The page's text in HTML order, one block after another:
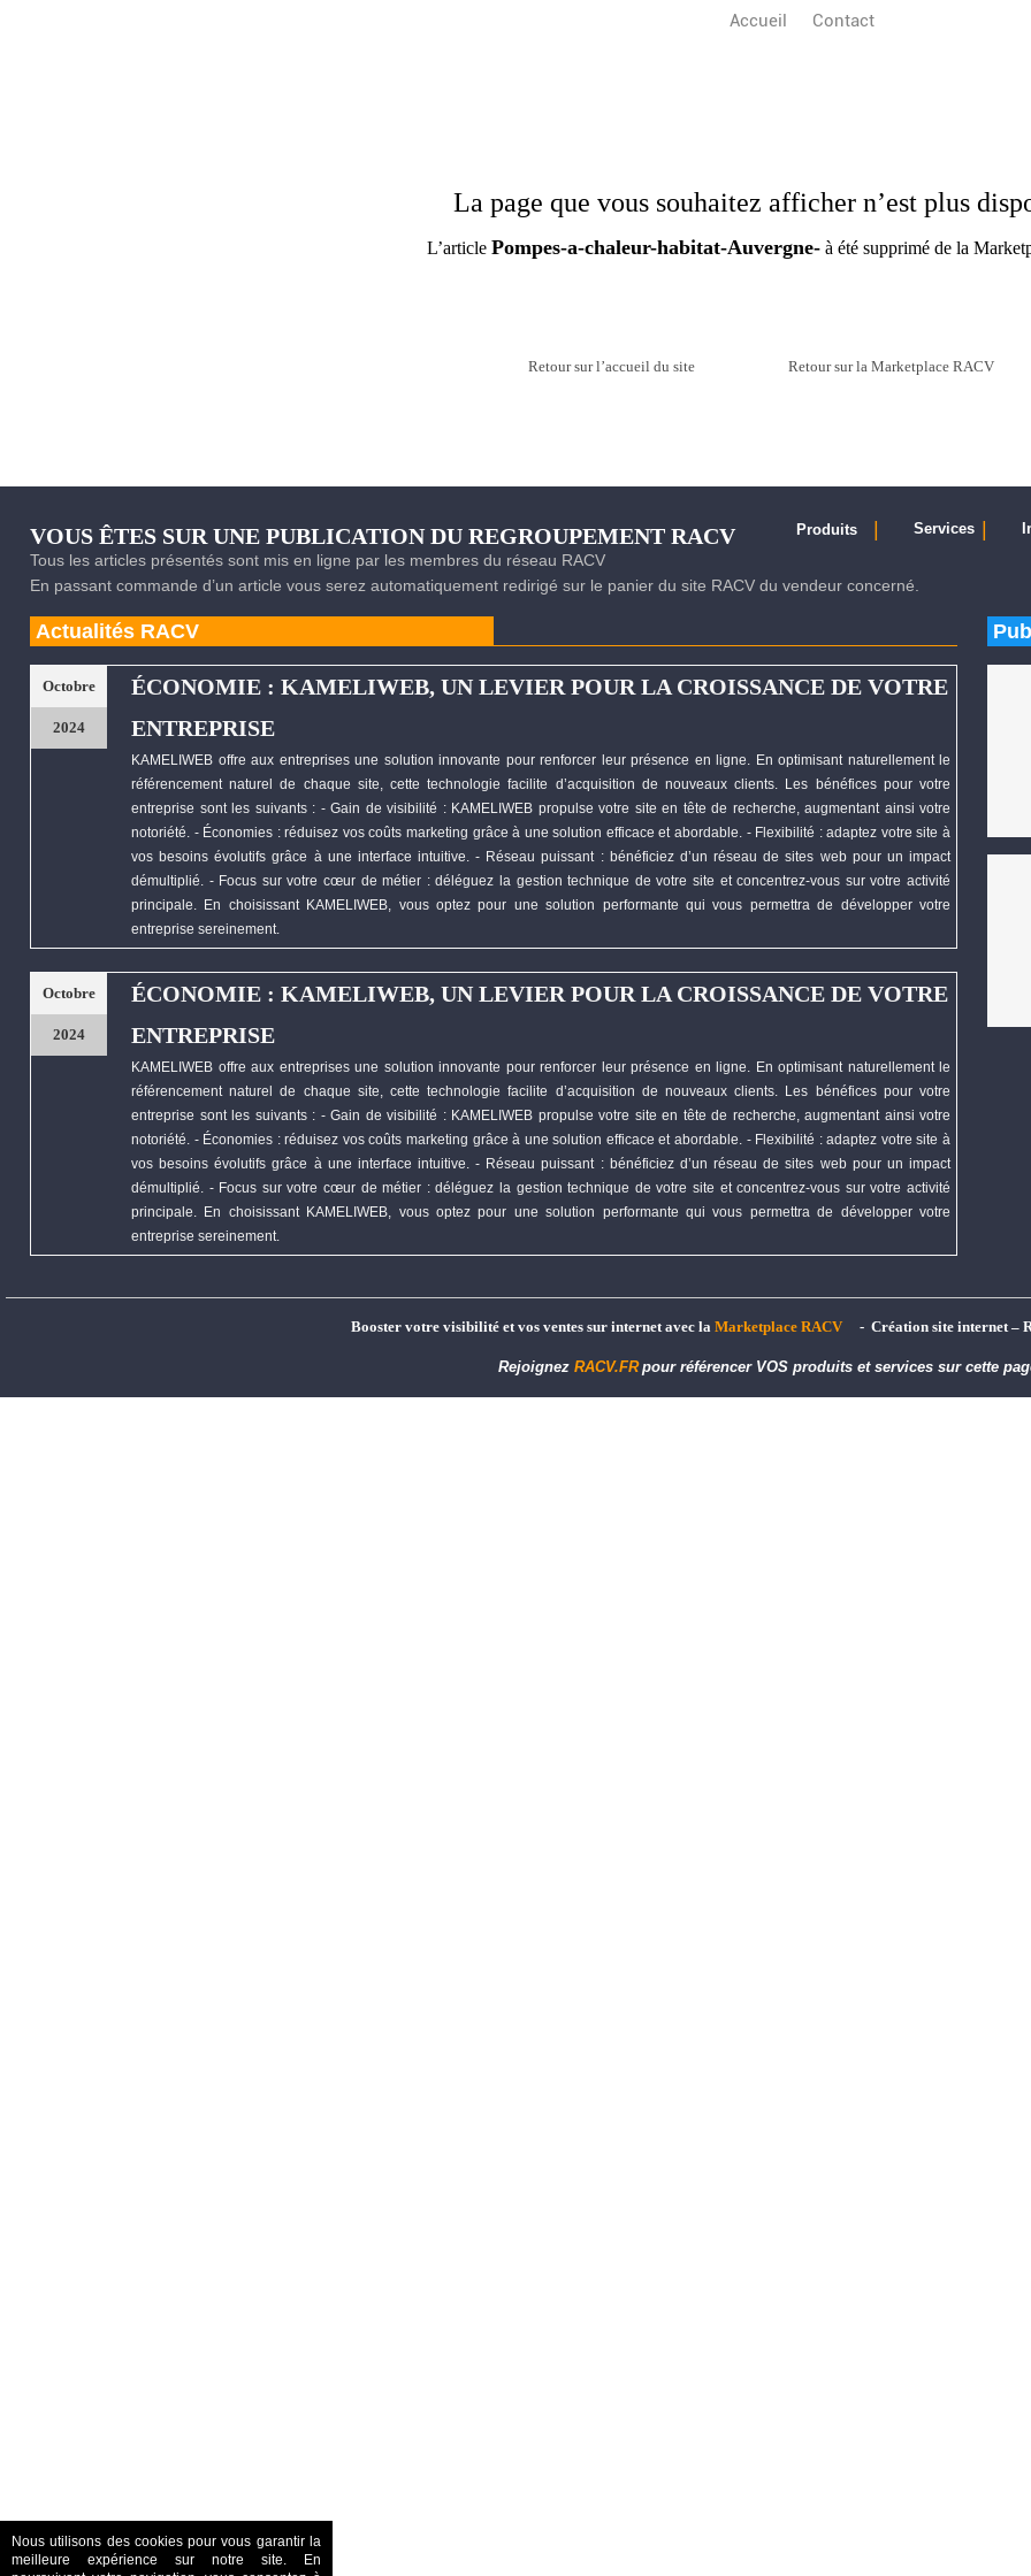
Accueil Contact
La page que vous souhaitez afficher n’est plus
L’article Pompes-a-chaleur-habitat-Auvergne-à été supprimé de la
Retour sur l’accueil du site Retour sur la Marketplace RACV
VOUS ÊTES SUR UNE PUBLICATION DU REGROUPEMENT RACV Produits Services
Tous les articles présentés sont mis en ligne par les membres du réseau RACV
En passant commande d’un article vous serez automatiquement redirigé sur le panier du site RACV du vendeur concerné.
Actualités RACV
Octobre
2024
ÉCONOMIE : KAMELIWEB, UN LEVIER POUR LA CROISSANCE DE VOTRE
ENTREPRISE
KAMELIWEB offre aux entreprises une solution innovante pour renforcer leur présence en ligne. En optimisant naturellement le
référencement naturel de chaque site, cette technologie facilite d’acquisition de nouveaux clients. Les bénéfices pour votre
entreprise sont les suivants : - Gain de visibilité : KAMELIWEB propulse votre site en tête de recherche, augmentant ainsi votre
notoriété. - Économies : réduisez vos coûts marketing grâce à une solution efficace et abordable. - Flexibilité : adaptez votre site à
vos besoins évolutifs grâce à une interface intuitive. - Réseau puissant : bénéficiez d’un réseau de sites web pour un impact
démultiplié. - Focus sur votre cœur de métier : déléguez la gestion technique de votre site et concentrez-vous sur votre activité
principale. En choisissant KAMELIWEB, vous optez pour une solution performante qui vous permettra de développervotre
entreprise sereinement.
Octobre
2024
ÉCONOMIE : KAMELIWEB, UN LEVIER POUR LA CROISSANCE DE VOTRE
ENTREPRISE
KAMELIWEB offre aux entreprises une solution innovante pour renforcer leur présence en ligne. En optimisant naturellement le
référencement naturel de chaque site, cette technologie facilite d’acquisition de nouveaux clients. Les bénéfices pour votre
entreprise sont les suivants : - Gain de visibilité : KAMELIWEB propulse votre site en tête de recherche, augmentant ainsi votre
notoriété. - Économies : réduisez vos coûts marketing grâce à une solution efficace et abordable. - Flexibilité : adaptez votre site à
vos besoins évolutifs grâce à une interface intuitive. - Réseau puissant : bénéficiez d’un réseau de sites web pour un impact
démultiplié. - Focus sur votre cœur de métier : déléguez la gestion technique de votre site et concentrez-vous sur votre activité
principale. En choisissant KAMELIWEB, vous optez pour une solution performante qui vous permettra de développervotre
entreprise sereinement.
Booster votre visibilité et vos ventes sur internet avec la Marketplace RACV - Création site internet –
Rejoignez RACV.FR pour référencer VOS produits et services sur cette
Nous utilisons des cookies pour vous garantir la
meilleure expérience sur notre site. En